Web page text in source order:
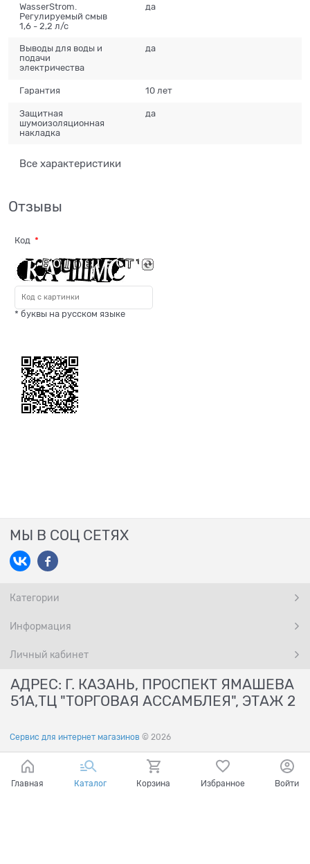
WasserStrom.
Регулируемый смыв
1,6 - 2,2 л/с
да
Выводы для воды и
подачи
электричества
да
Гарантия 10 лет
Защитная
шумоизоляционная
накладка
да
Все характеристики
Отзывы
Код
* буквы на русском языке
МЫ В СОЦ СЕТЯХ
Категории
Информация
Личный кабинет
АДРЕС: Г. КАЗАНЬ, ПРОСПЕКТ ЯМАШЕВА
51А,ТЦ "ТОРГОВАЯ АССАМБЛЕЯ", ЭТАЖ 2
Сервис для интернет магазинов © 2026
Главная Каталог Корзина Избранное Войти